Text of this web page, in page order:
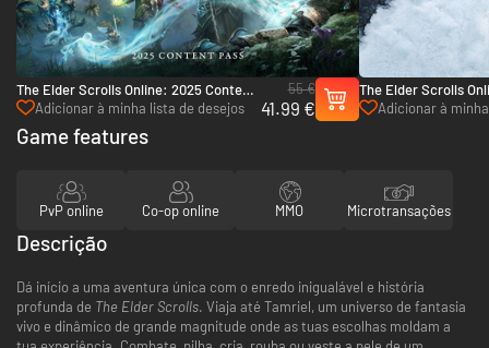
The Elder Scrolls Online: 2025 Content
Pass - Xbox One & Xbox Series X|S
Adicionar à minha lista de desejos
55 €
41.99 €
The Elder Scrolls
Collector's Edition
& Xbox Series X|S
Adicionar à
Game features
PvP online Co-op online MMO Microtransações
Descrição
Dá início a uma aventura única com o enredo inigualável e história
profunda de The Elder Scrolls. Viaja até Tamriel, um universo de fantasia
vivo e dinâmico de grande magnitude onde as tuas escolhas moldam a